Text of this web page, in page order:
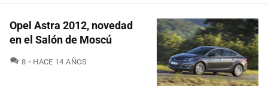
Opel Astra 2012, novedad
en el Salón de Moscú
8 COMENTARIOS
HACE 14 AÑOS